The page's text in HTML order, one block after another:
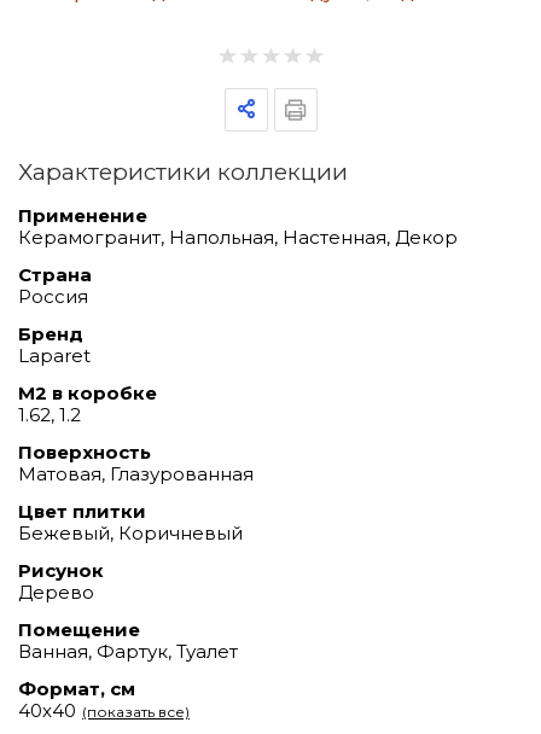
Характеристики коллекции
Применение
Керамогранит, Напольная, Настенная, Декор
Страна
Россия
Бренд
Laparet
М2 в коробке
1.62, 1.2
Поверхность
Матовая, Глазурованная
Цвет плитки
Бежевый, Коричневый
Рисунок
Дерево
Помещение
Ванная, Фартук, Туалет
Формат, см
40х40 (показать все)